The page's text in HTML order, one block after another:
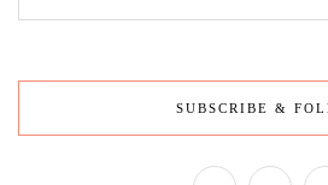
SUBSCRIBE &